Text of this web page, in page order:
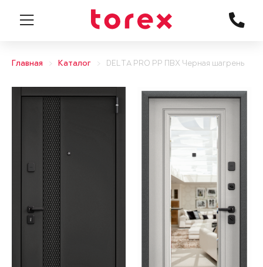
Главная Каталог DELTA PRO PP ПВХ Черная шагрень